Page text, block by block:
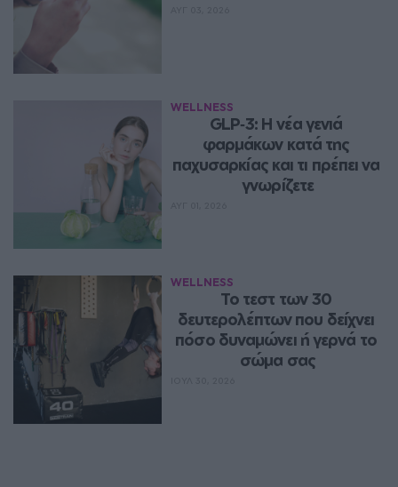
WELLNESS
GLP‑3: Η νέα γενιά
φαρμάκων κατά της
παχυσαρκίας και τι πρέπει να
γνωρίζετε
WELLNESS
Το τεστ των 30
δευτερολέπτων που δείχνει
πόσο δυναμώνει ή γερνά το
σώμα σας